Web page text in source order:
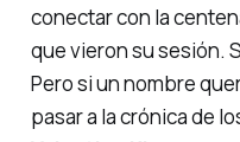
conectar con la
que vieron su sesión.
Pero si un nombre
pasar a la crónica de